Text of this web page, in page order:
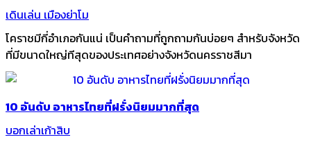
เดินเล่น เมืองย่าโม
โคราชมีกี่อำเภอกันแน่ เป็นคำถามที่ถูกถามกันบ่อยๆ สำหรับจังหวัด
ที่มีขนาดใหญ่ทีสุดของประเทศอย่างจังหวัดนครราชสีมา
10 อันดับ อาหารไทยที่ฝรั่งนิยมมากที่สุด
บอกเล่าเก้าสิบ